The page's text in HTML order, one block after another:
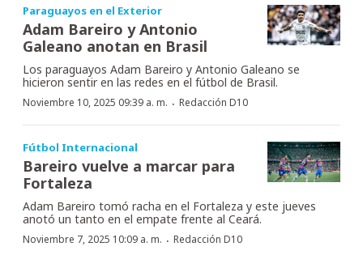
Paraguayos en el Exterior
Adam Bareiro y Antonio
Galeano anotan en Brasil
Los paraguayos Adam Bareiro y Antonio Galeano se
hicieron sentir en las redes en el fútbol de Brasil.
Noviembre 10, 2025 09:39 a. m. · Redacción D10
Fútbol Internacional
Bareiro vuelve a marcar para
Fortaleza
Adam Bareiro tomó racha en el Fortaleza y este jueves
anotó un tanto en el empate frente al Ceará.
Noviembre 7, 2025 10:09 a. m. · Redacción D10